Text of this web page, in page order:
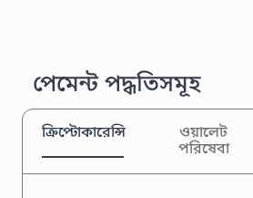
পেমেন্ট পদ্ধতিসমূহ
ক্রিপ্টোকারেন্সি
ওয়ালেট
পরিষেবা